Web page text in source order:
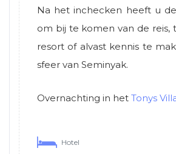
Na het inchecken heeft u
om bij te komen van de reis,
resort of alvast kennis te
sfeer van Seminyak.
Overnachting in het Tonys
Hotel